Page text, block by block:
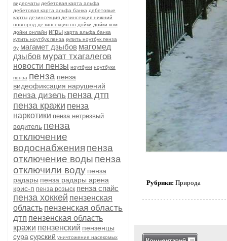
видеочаты дебетовая карта альфа
дебетовая карта альфа банка дебетовые
карты дезинсекция дезинсекция нижний
новгород дезинсекция нн дойки дойки ком
дойки онлайн игры карта альфа банка
купить ноутбук пенза купить ноутбук пенза
бу магамет дзыбов магомед
дзыбов мурат тхагалегов
новости пензы ноутбуки ноутбуки
пенза пенза пенза
видеофиксация нарушений
пенза дизель пенза дтп
пенза кражи пенза
наркотики пенза нетрезвый
водитель пенза
отключение
водоснабжения пенза
отключение воды пенза
отключили воду пенза
радары пенза радары арена
крис-п пенза розыск пенза спайс
пенза хоккей пензенская
область пензенская область
дтп пензенская область
кражи пензенский пензенцы
сура сурский уничтожение насекомых
Рубрики: Природа